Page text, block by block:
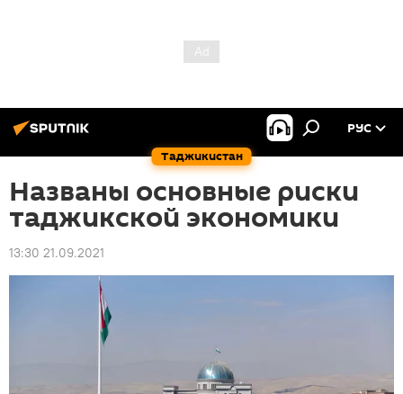
Таджикистан
РУС
Названы основные риски
таджикской экономики
13:30 21.09.2021